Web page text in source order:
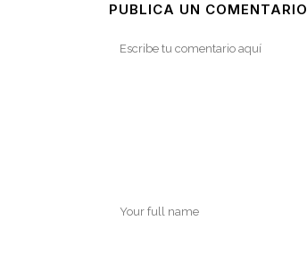
PUBLICA UN COMENTARIO